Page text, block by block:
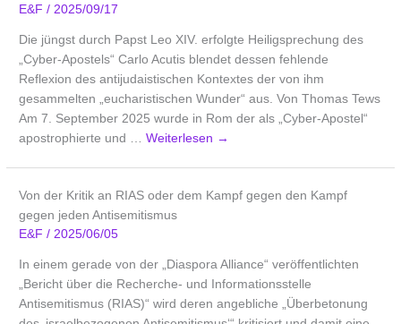
E&F/2025/09/17
Die jüngst durch Papst Leo XIV. erfolgte Heiligsprechung des
„Cyber-Apostels“ Carlo Acutis blendet dessen fehlende
Reflexion des antijudaistischen Kontextes der von ihm
gesammelten „eucharistischen Wunder“ aus. Von Thomas Tews
Am 7. September 2025 wurde in Rom der als „Cyber-Apostel“
apostrophierte und …Weiterlesen →
Von der Kritik an RIAS oder dem Kampf gegen den Kampf
gegen jeden Antisemitismus
E&F/2025/06/05
In einem gerade von der „Diaspora Alliance“ veröffentlichten
„Bericht über die Recherche- und Informationsstelle
Antisemitismus (RIAS)“ wird deren angebliche „Überbetonung